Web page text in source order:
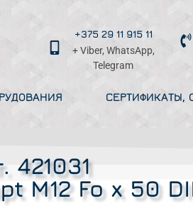
+375 29 11 915 11
+ Viber, WhatsApp,
Telegram
СЕРТИФИКАТЫ,
421031
M12 Fo x 50